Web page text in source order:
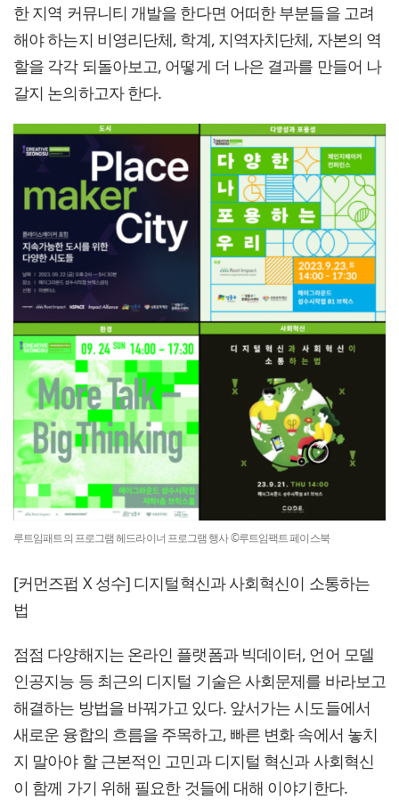
한 지역 커뮤니티 개발을 한다면 어떠한 부분들을 고려
해야 하는지 비영리단체, 학계, 지역자치단체, 자본의 역
할을 각각 되돌아보고, 어떻게 더 나은 결과를 만들어 나
갈지 논의하고자 한다.
루트임패트의 프로그램 헤드라이너 프로그램 행사 ©루트임팩트 페이스북
[커먼즈펍 X 성수] 디지털혁신과 사회혁신이 소통하는
법
점점 다양해지는 온라인 플랫폼과 빅데이터, 언어 모델
인공지능 등 최근의 디지털 기술은 사회문제를 바라보고
해결하는 방법을 바꿔가고 있다. 앞서가는 시도들에서
새로운 융합의 흐름을 주목하고, 빠른 변화 속에서 놓치
지 말아야 할 근본적인 고민과 디지털 혁신과 사회혁신
이 함께 가기 위해 필요한 것들에 대해 이야기한다.